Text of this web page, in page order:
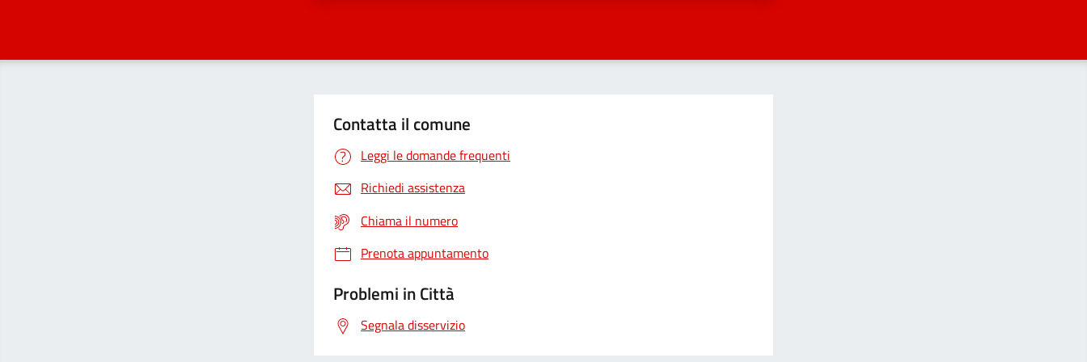
Contatta il comune
Leggi le domande frequenti
Richiedi assistenza
Chiama il numero
Prenota appuntamento
Problemi in Città
Segnala disservizio